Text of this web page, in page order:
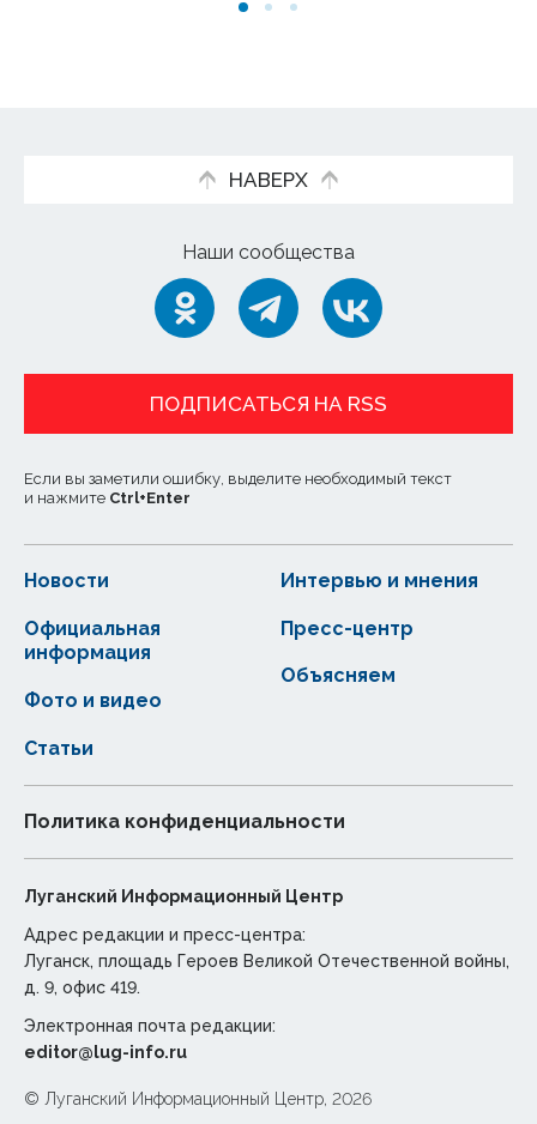
НАВЕРХ
Наши сообщества
ПОДПИСАТЬСЯ НА RSS
Если вы заметили ошибку, выделите необходимый текст
и нажмите Ctrl+Enter
Новости
Статьи
Официальная
информация
Интервью и мнения
Фото и видео
Пресс-центр
Объясняем
Политика конфиденциальности
Луганский Информационный Центр
Адрес редакции и пресс-центра:
Луганск, площадь Героев Великой Отечественной войны,
д. 9, офис 419.
Электронная почта редакции:
editor@lug-info.ru
© Луганский Информационный Центр, 2026